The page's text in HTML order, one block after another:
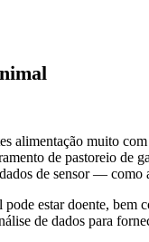
alimentação muito
de pastoreio
de sensor — como
estar doente,
de dados para